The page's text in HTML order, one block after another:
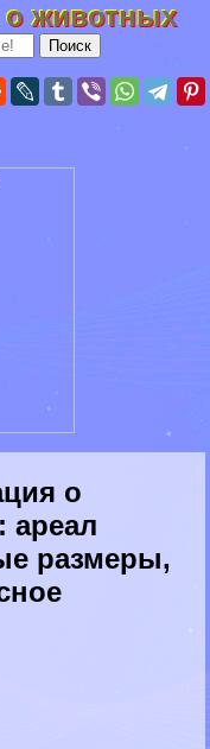
о животных
о
размеры,